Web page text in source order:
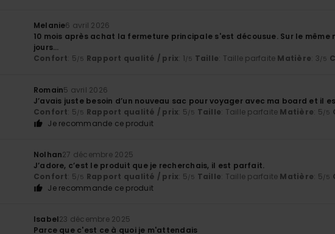
Melanie6 avril 2026
10 mois après achat la fermeture principale s'est décousue. Sur le
jours...
Confort: 5/5 Rapport qualité / prix: 1/5 Taille: Taille parfaite Matière: 3/5
Romain5 avril 2026
J’avais juste besoin d’un nouveau sac pour voyager avec ma board et il
Confort: 5/5 Rapport qualité / prix: 5/5 Taille: Taille parfaite Matière: 5/5
Je recommande ce produit
Nolhan27 décembre 2025
J’adore, c’est le produit que je recherchais, il est parfait.
Confort: 5/5 Rapport qualité / prix: 5/5 Taille: Taille parfaite Matière: 5/5
Je recommande ce produit
Isabel23 décembre 2025
Parce que c'est ce à quoi je m'attendais